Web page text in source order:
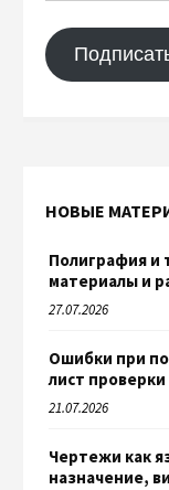
НОВЫЕ
Полиграфия и
материалы и
27.07.2026
Ошибки при
лист
21.07.2026
Чертежи как
назначение,